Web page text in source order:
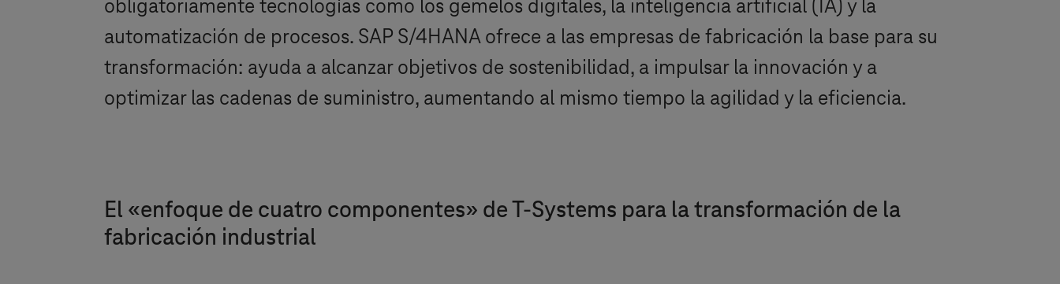
obligatoriamente tecnologías como los gemelos digitales, la inteligencia artificial (IA) y la
automatización de procesos. SAP S/4HANA ofrece a las empresas de fabricación la base para su
transformación: ayuda a alcanzar objetivos de sostenibilidad, a impulsar la innovación y a
optimizar las cadenas de suministro, aumentando al mismo tiempo la agilidad y la eficiencia.
El «enfoque de cuatro componentes» deT-Systems para la transformación de la
fabricación industrial